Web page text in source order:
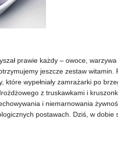
prawie każdy – owoce,
jeszcze zestaw witamin.
które wypełniały zamrażarki po
z truskawkami i
i niemarnowania
postawach. Dziś, w